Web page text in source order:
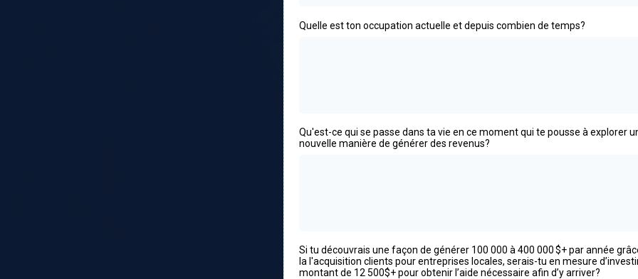
Quelle est ton occupation actuelle et depuis combien de temps?
Qu'est-ce qui se passe dans ta vie en ce moment qui te pousse à explorer
nouvelle manière de générer des revenus?
Si tu découvrais une façon de générer 100 000 à 400 000 $+ par année
la l'acquisition clients pour entreprises locales, serais-tu en mesure
montant de 12 500$+ pour obtenir l’aide nécessaire afin d’y arriver?